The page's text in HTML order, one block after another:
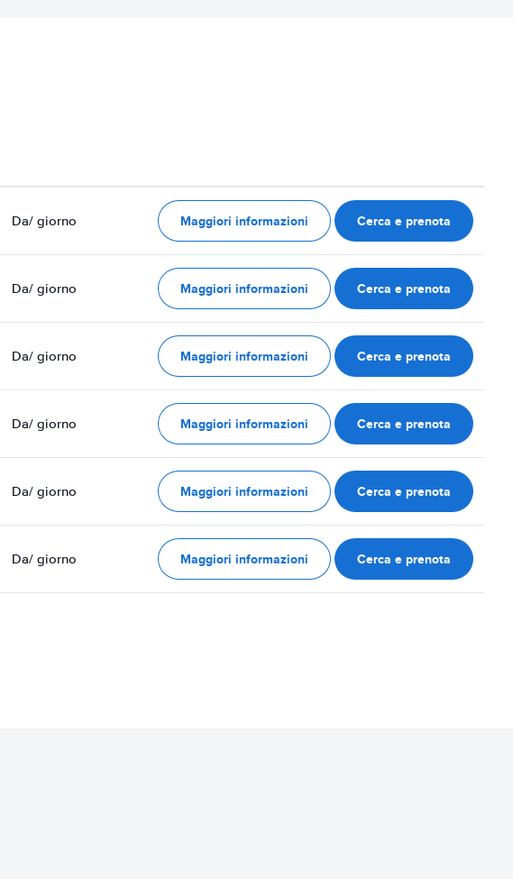
Da/ giorno Maggiori informazioni Cerca e prenota
Da/ giorno Maggiori informazioni Cerca e prenota
Da/ giorno Maggiori informazioni Cerca e prenota
Da/ giorno Maggiori informazioni Cerca e prenota
Da/ giorno Maggiori informazioni Cerca e prenota
Da/ giorno Maggiori informazioni Cerca e prenota